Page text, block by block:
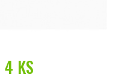
4 KS